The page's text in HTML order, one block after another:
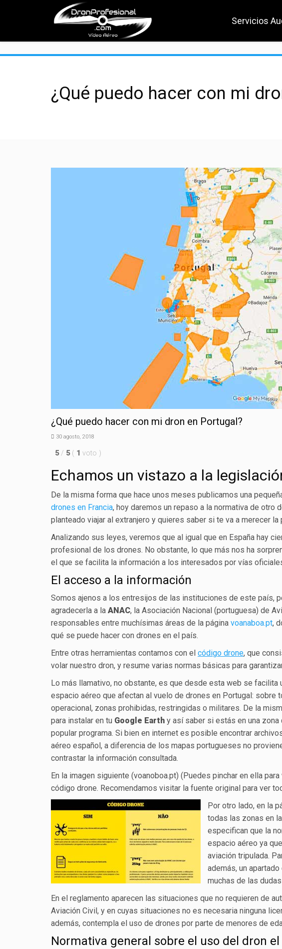
Servicios
¿Qué puedo hacer con mi
¿Qué puedo hacer con mi dron en Portugal?
30 agosto, 2018
5 / 5 ( 1 voto )
Echamos un vistazo a la
De la misma forma que hace unos meses publicamos una
drones en Francia, hoy daremos un repaso a la normativa de otro
planteado viajar al extranjero y quieres saber si te va a merecer la
Analizando sus leyes, veremos que al igual que en España hay
profesional de los drones. No obstante, lo que más nos ha
el que se facilita la información a los interesados por vías
El acceso a la información
Somos ajenos a los entresijos de las instituciones de este país,
agradecerla a la ANAC, la Asociación Nacional (portuguesa) de
responsables entre muchísimas áreas de la página voanaboa.pt,
qué se puede hacer con drones en el país.
Entre otras herramientas contamos con el código drone, que
volar nuestro dron, y resume varias normas básicas para
Lo más llamativo, no obstante, es que desde esta web se
espacio aéreo que afectan al vuelo de drones en Portugal:
operacional, zonas prohibidas, restringidas o militares. De la
para instalar en tu Google Earth y así saber si estás en una zona
popular programa. Si bien en internet es posible encontrar
aéreo español, a diferencia de los mapas portugueses no
contrastar la información consultada.
En la imagen siguiente (voanoboa.pt) (Puedes pinchar en ella
código drone. Recomendamos visitar la fuente original para ver
Por otro lado, en la
todas las zonas en
especifican que la
espacio aéreo ya
aviación tripulada.
además, un
muchas de las
En el reglamento aparecen las situaciones que no requieren de
Aviación Civil, y en cuyas situaciones no es necesaria ninguna
además, contempla el uso de drones por parte de menores de
Normativa general sobre el uso del dron